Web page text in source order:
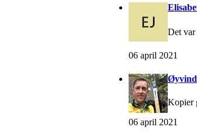
Det
06 april 2021
Kopier
06 april 2021